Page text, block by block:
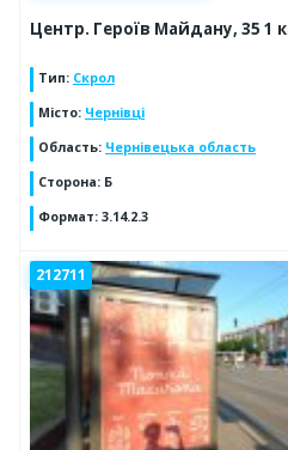
Центр. Героїв Майдану, 35 1
Тип: Скрол
Місто: Чернівці
Область: Чернівецька область
Сторона: Б
Формат: 3.14.2.3
212711